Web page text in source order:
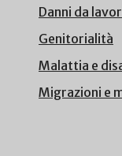
Danni da
Genitorialità
Malattia e
Migrazioni e